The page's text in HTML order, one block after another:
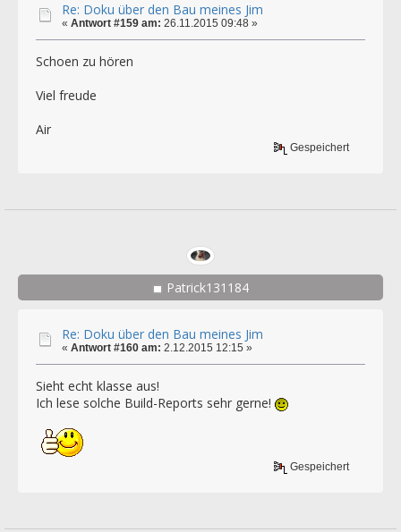
Re: Doku über den Bau meines Jim
« Antwort #159 am: 26.11.2015 09:48 »
Schoen zu hören
Viel freude
Air
Gespeichert
Patrick131184
Re: Doku über den Bau meines Jim
« Antwort #160 am: 2.12.2015 12:15 »
Sieht echt klasse aus!
Ich lese solche Build-Reports sehr gerne!
Gespeichert